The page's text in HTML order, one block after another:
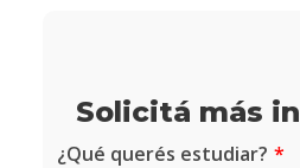
Solicitá más
¿Qué querés estudiar?